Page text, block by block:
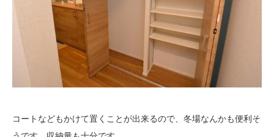
コートなどもかけて置くことが出来るので、冬場なんかも便利そ